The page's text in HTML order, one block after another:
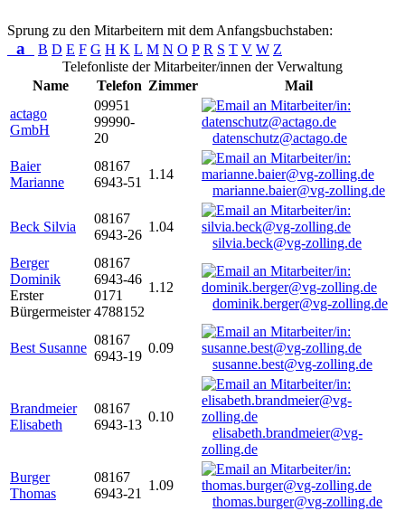
Sprung zu den Mitarbeitern mit dem Anfangsbuchstaben:
a B D E F G H K L M N O P R S T V W Z
Telefonliste der Mitarbeiter/innen der Verwaltung
Name
Telefon Zimmer
Mail
actago
GmbH
09951
99990-
20
datenschutz@actago.de
Baier
Marianne
08167
6943-51
1.14
marianne.baier@vg-zolling.de
Beck Silvia
08167
6943-26
1.04
silvia.beck@vg-zolling.de
Berger
Dominik
Erster
Bürgermeister
08167
6943-46
0171
4788152
1.12
dominik.berger@vg-zolling.de
Best Susanne
08167
6943-19
0.09
susanne.best@vg-zolling.de
Brandmeier
Elisabeth
08167
6943-13
0.10
elisabeth.brandmeier@vg-
zolling.de
Burger
Thomas
08167
6943-21
1.09
thomas.burger@vg-zolling.de